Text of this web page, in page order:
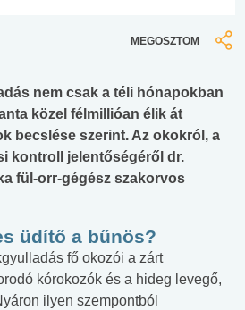
MEGOSZTOM
nem csak a téli hónapokban
közel félmillióan élik át
becslése szerint. Az okokról, a
kontroll jelentőségéről dr.
fül-orr-gégész szakorvos
üdítő a bűnös?
fő okozói a zárt
kórokozók és a hideg levegő,
ilyen szempontból